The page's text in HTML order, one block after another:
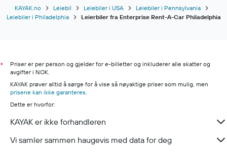
KAYAK.no Leiebil Leiebiler i USA
Leiebiler i Pennsylvania
Leiebiler i Philadelphia
Leierbiler fra Enterprise Rent-A-Car Philadelphia
*
Priser er per person og gjelder for e-billetter og inkluderer alle skatter og
avgifter i NOK.
KAYAK prøver alltid å sørge for å vise så nøyaktige priser som mulig, men
prisene kan ikke garanteres.
Dette er hvorfor:
KAYAK er ikke forhandleren
Vi samler sammen haugevis med data for deg